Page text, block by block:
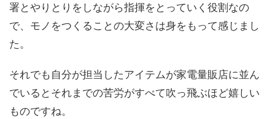
署とやりとりをしながら指揮をとっていく役割なの
で、モノをつくることの大変さは身をもって感じまし
た。
それでも自分が担当したアイテムが家電量販店に並ん
でいるとそれまでの苦労がすべて吹っ飛ぶほど嬉しい
ものですね。